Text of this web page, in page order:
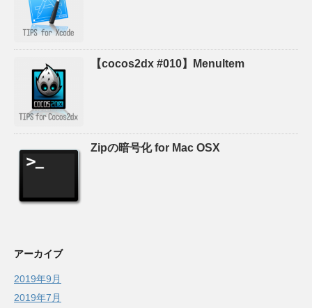
【cocos2dx #010】MenuItem
Zipの暗号化 for Mac OSX
アーカイブ
2019年9月
2019年7月